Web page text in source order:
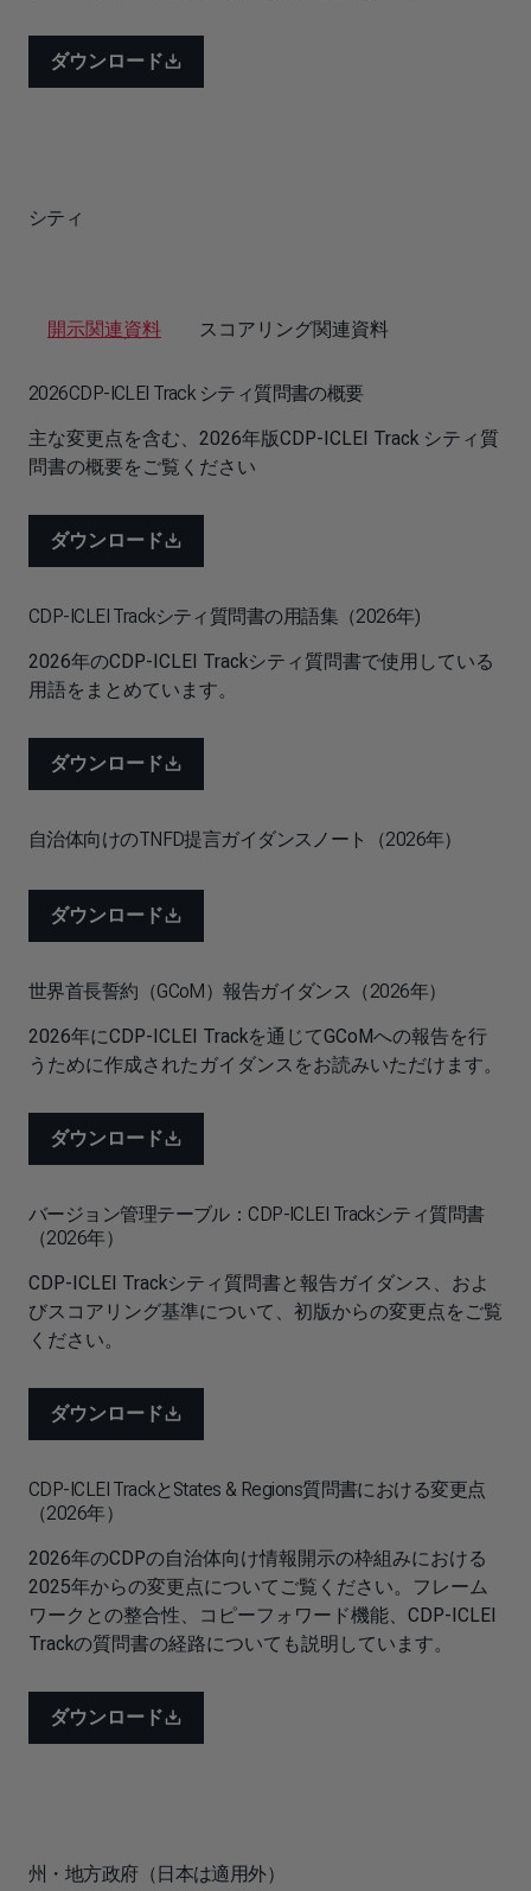
ダウンロード
シティ
開示関連資料 スコアリング関連資料
2026CDP-ICLEI Track シティ質問書の概要
主な変更点を含む、2026年版CDP-ICLEI Track シティ質
問書の概要をご覧ください
ダウンロード
CDP-ICLEI Trackシティ質問書の用語集（2026年)
2026年のCDP-ICLEI Trackシティ質問書で使用している
用語をまとめています。
ダウンロード
自治体向けのTNFD提言ガイダンスノート（2026年）
ダウンロード
世界首長誓約（GCoM）報告ガイダンス（2026年）
2026年にCDP-ICLEI Trackを通じてGCoMへの報告を行
うために作成されたガイダンスをお読みいただけます。
ダウンロード
バージョン管理テーブル：CDP-ICLEI Trackシティ質問書
（2026年）
CDP-ICLEI Trackシティ質問書と報告ガイダンス、およ
びスコアリング基準について、初版からの変更点をご覧
ください。
ダウンロード
CDP-ICLEI TrackとStates & Regions質問書における変更点
（2026年）
2026年のCDPの自治体向け情報開示の枠組みにおける
2025年からの変更点についてご覧ください。フレーム
ワークとの整合性、コピーフォワード機能、CDP-ICLEI
Trackの質問書の経路についても説明しています。
ダウンロード
州・地方政府（日本は適用外）